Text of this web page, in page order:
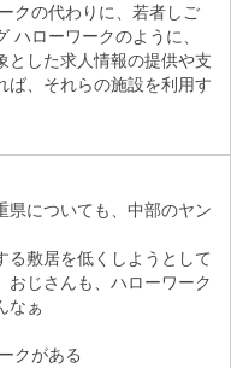
クの代わりに、若者しご
ハローワークのように、
とした求人情報の提供や支
ば、それらの施設を利用す
県についても、中部のヤン
る敷居を低くしようとして
おじさんも、ハローワーク
なぁ
クがある